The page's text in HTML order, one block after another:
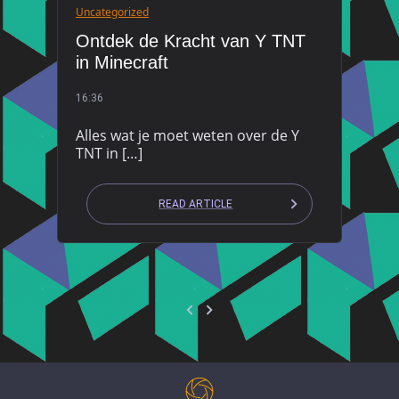
Uncategorized
Ontdek de Kracht van Y TNT
in Minecraft
16:36
Alles wat je moet weten over de Y
TNT in […]
READ ARTICLE